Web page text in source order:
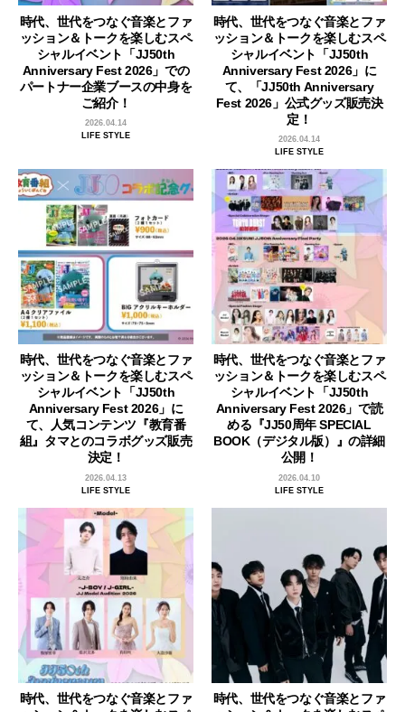
時代、世代をつなぐ音楽とファ
ッション＆トークを楽しむスペ
シャルイベント「JJ50th
Anniversary Fest 2026」での
パートナー企業ブースの中身を
ご紹介！
2026.04.14
LIFE STYLE
時代、世代をつなぐ音楽とファ
ッション＆トークを楽しむスペ
シャルイベント「JJ50th
Anniversary Fest 2026」に
て、「JJ50th Anniversary
Fest 2026」公式グッズ販売決
定！
2026.04.14
LIFE STYLE
時代、世代をつなぐ音楽とファ
ッション＆トークを楽しむスペ
シャルイベント「JJ50th
Anniversary Fest 2026」に
て、人気コンテンツ『教育番
組』タマとのコラボグッズ販売
決定！
2026.04.13
LIFE STYLE
時代、世代をつなぐ音楽とファ
ッション＆トークを楽しむスペ
シャルイベント「JJ50th
Anniversary Fest 2026」で読
める『JJ50周年 SPECIAL
BOOK（デジタル版）』の詳細
公開！
2026.04.10
LIFE STYLE
時代、世代をつなぐ音楽とファ
時代、世代をつなぐ音楽とファ